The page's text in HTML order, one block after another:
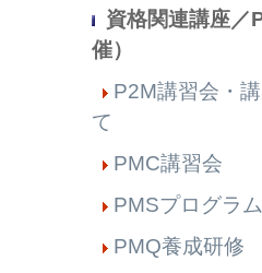
資格関連講座／
催）
P2M講習会・
て
PMC講習会
PMSプログラ
PMQ養成研修